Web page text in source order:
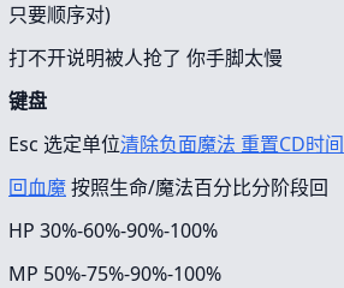
只要顺序对)
打不开说明被人抢了 你手脚太慢
键盘
Esc 选定单位清除负面魔法 重置CD时间
回血魔按照生命/魔法百分比分阶段回
HP 30%-60%-90%-100%
MP 50%-75%-90%-100%